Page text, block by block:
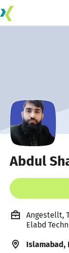
Abdul
Angestellt,
Elabd
Islamabad,